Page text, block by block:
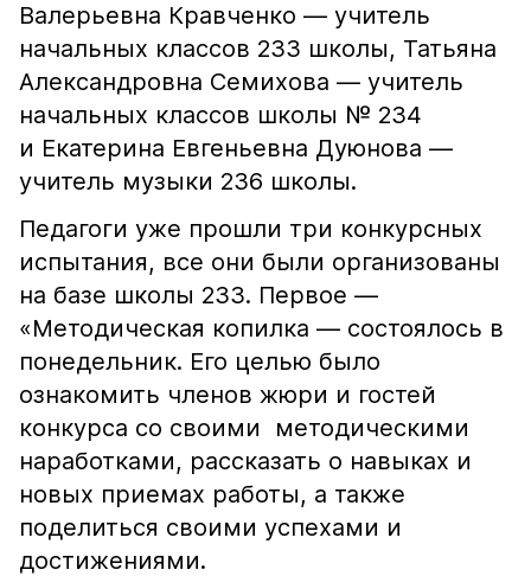
Валерьевна Кравченко — учитель
начальных классов 233 школы, Татьяна
Александровна Семихова — учитель
начальных классов школы № 234
и Екатерина Евгеньевна Дуюнова —
учитель музыки 236 школы.
Педагоги уже прошли три конкурсных
испытания, все они были организованы
на базе школы 233. Первое —
«Методическая копилка — состоялось в
понедельник. Его целью было
ознакомить членов жюри и гостей
конкурса со своими методическими
наработками, рассказать о навыках и
новых приемах работы, а также
поделиться своими успехами и
достижениями.